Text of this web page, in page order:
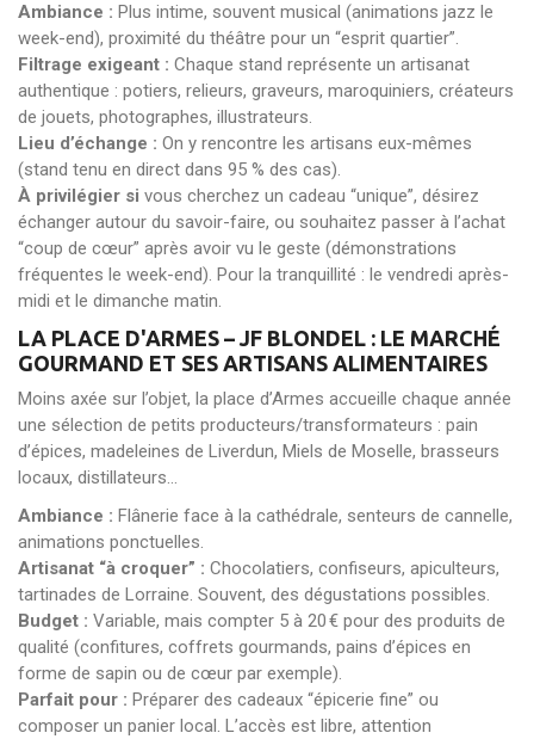
Ambiance : Plus intime, souvent musical (animations jazz le
week-end), proximité du théâtre pour un “esprit quartier”.
Filtrage exigeant : Chaque stand représente un artisanat
authentique : potiers, relieurs, graveurs, maroquiniers, créateurs
de jouets, photographes, illustrateurs.
Lieu d’échange : On y rencontre les artisans eux-mêmes
(stand tenu en direct dans 95 % des cas).
À privilégier si vous cherchez un cadeau “unique”, désirez
échanger autour du savoir-faire, ou souhaitez passer à l’achat
“coup de cœur” après avoir vu le geste (démonstrations
fréquentes le week-end). Pour la tranquillité : le vendredi après-
midi et le dimanche matin.
LA PLACE D'ARMES – JF BLONDEL : LE MARCHÉ
GOURMAND ET SES ARTISANS ALIMENTAIRES
Moins axée sur l’objet, la place d’Armes accueille chaque année
une sélection de petits producteurs/transformateurs : pain
d’épices, madeleines de Liverdun, Miels de Moselle, brasseurs
locaux, distillateurs…
Ambiance : Flânerie face à la cathédrale, senteurs de cannelle,
animations ponctuelles.
Artisanat “à croquer” : Chocolatiers, confiseurs, apiculteurs,
tartinades de Lorraine. Souvent, des dégustations possibles.
Budget : Variable, mais compter 5 à 20 € pour des produits de
qualité (confitures, coffrets gourmands, pains d’épices en
forme de sapin ou de cœur par exemple).
Parfait pour : Préparer des cadeaux “épicerie fine” ou
composer un panier local. L’accès est libre, attention